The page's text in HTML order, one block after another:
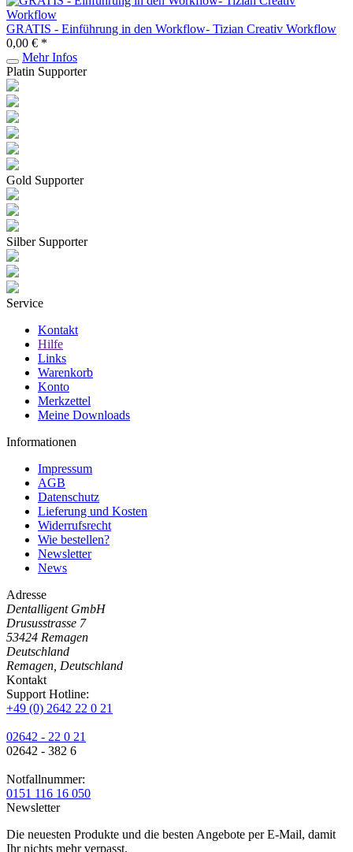
GRATIS - Einführung in den Workflow- Tizian Creativ Workflow
0,00 € *
Mehr Infos
Platin Supporter
Gold Supporter
Silber Supporter
Service
Kontakt
Hilfe
Links
Warenkorb
Konto
Merkzettel
Meine Downloads
Informationen
Impressum
AGB
Datenschutz
Lieferung und Kosten
Widerrufsrecht
Wie bestellen?
Newsletter
News
Adresse
Dentalligent GmbH
Drususstrasse 7
53424 Remagen
Deutschland
Remagen, Deutschland
Kontakt
Support Hotline:
+49 (0) 2642 22 0 21
02642 - 22 0 21
02642 - 382 6
Notfallnummer:
0151 116 16 050
Newsletter
Die neuesten Produkte und die besten Angebote per E-Mail, damit
Ihr nichts mehr verpasst.